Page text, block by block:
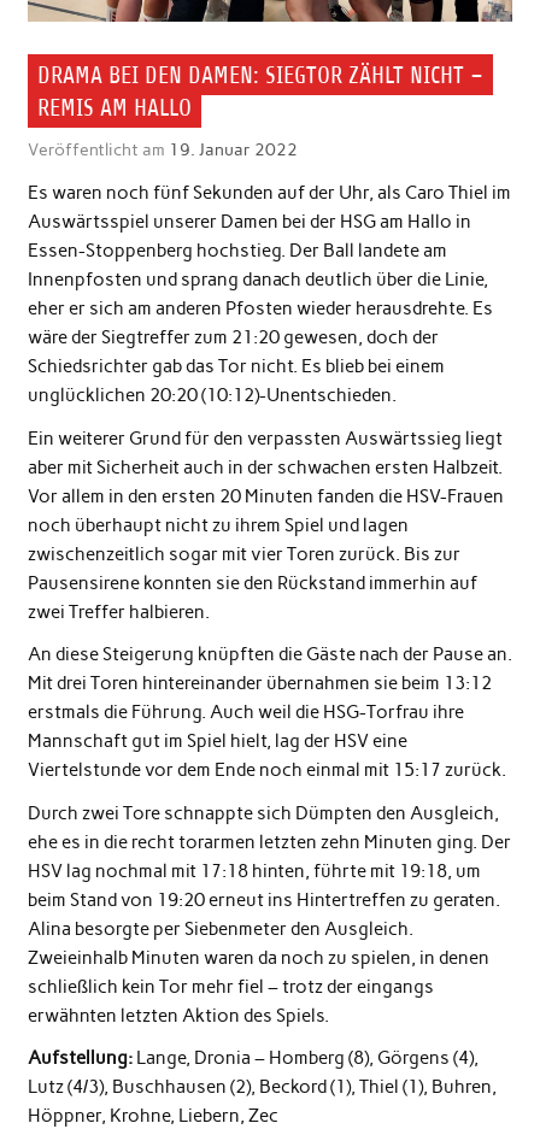
DRAMA BEI DEN DAMEN: SIEGTOR ZÄHLT NICHT –
REMIS AM HALLO
Veröffentlicht am 19. Januar 2022
Es waren noch fünf Sekunden auf der Uhr, als Caro Thiel im
Auswärtsspiel unserer Damen bei der HSG am Hallo in
Essen-Stoppenberg hochstieg. Der Ball landete am
Innenpfosten und sprang danach deutlich über die Linie,
eher er sich am anderen Pfosten wieder herausdrehte. Es
wäre der Siegtreffer zum 21:20 gewesen, doch der
Schiedsrichter gab das Tor nicht. Es blieb bei einem
unglücklichen 20:20 (10:12)-Unentschieden.
Ein weiterer Grund für den verpassten Auswärtssieg liegt
aber mit Sicherheit auch in der schwachen ersten Halbzeit.
Vor allem in den ersten 20 Minuten fanden die HSV-Frauen
noch überhaupt nicht zu ihrem Spiel und lagen
zwischenzeitlich sogar mit vier Toren zurück. Bis zur
Pausensirene konnten sie den Rückstand immerhin auf
zwei Treffer halbieren.
An diese Steigerung knüpften die Gäste nach der Pause an.
Mit drei Toren hintereinander übernahmen sie beim 13:12
erstmals die Führung. Auch weil die HSG-Torfrau ihre
Mannschaft gut im Spiel hielt, lag der HSV eine
Viertelstunde vor dem Ende noch einmal mit 15:17 zurück.
Durch zwei Tore schnappte sich Dümpten den Ausgleich,
ehe es in die recht torarmen letzten zehn Minuten ging. Der
HSV lag nochmal mit 17:18 hinten, führte mit 19:18, um
beim Stand von 19:20 erneut ins Hintertreffen zu geraten.
Alina besorgte per Siebenmeter den Ausgleich.
Zweieinhalb Minuten waren da noch zu spielen, in denen
schließlich kein Tor mehr fiel – trotz der eingangs
erwähnten letzten Aktion des Spiels.
Aufstellung:Lange, Dronia – Homberg (8), Görgens (4),
Lutz (4/3), Buschhausen (2), Beckord (1), Thiel (1), Buhren,
Höppner, Krohne, Liebern, Zec